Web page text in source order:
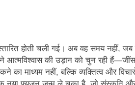
श्री
जवाबदेही कब? कहां चला
5 Days Ago
होती चली गई। अब वह समय नहीं, जब
आत्मविश्वास की उड़ान को चुन रही
का माध्यम नहीं, बल्कि व्यक्तित्व और